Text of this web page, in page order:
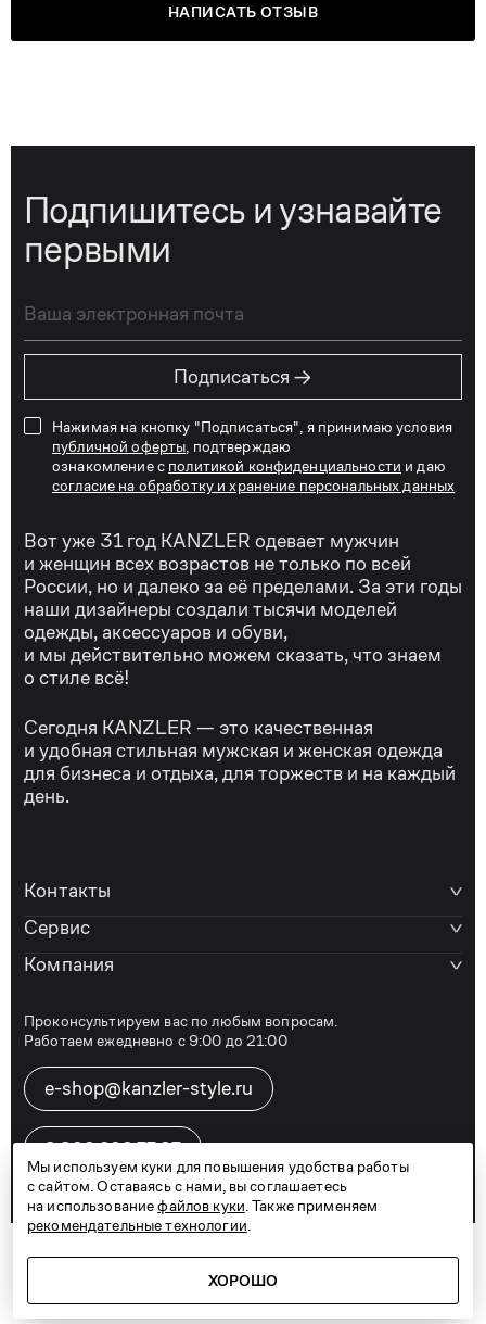
НАПИСАТЬ ОТЗЫВ
Подпишитесь и узнавайте
первыми
Подписаться →
Нажимая на кнопку "Подписаться", я принимаю условия
публичной оферты , подтверждаю
ознакомление с политикой конфиденциальности и даю
согласие на обработку и хранение персональных данных
Вот уже 31 год KANZLER одевает мужчин
и женщин всех возрастов не только по всей
России, но и далеко за её пределами. За эти годы
наши дизайнеры создали тысячи моделей
одежды, аксессуаров и обуви,
и мы действительно можем сказать, что знаем
о стиле всё!
Сегодня KANZLER — это качественная
и удобная стильная мужская и женская одежда
для бизнеса и отдыха, для торжеств и на каждый
день.
Контакты
Сервис
Компания
Проконсультируем вас по любым вопросам.
Работаем ежедневно с 9:00 до 21:00
e-shop@kanzler-style.ru
8 800 600 77 07
Политика конфиденциальности
TelegramVkontakteДзен
Мы используем куки для повышения удобства работы
с сайтом. Оставаясь с нами, вы соглашаетесь
на использованиефайлов куки . Также применяем
рекомендательные технологии
ХОРОШО